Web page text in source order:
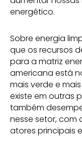
energético.
Sobre energia
que os recursos
para a matriz
americana está
mais verde e
existe em outras
também
nesse setor, com
atores principais